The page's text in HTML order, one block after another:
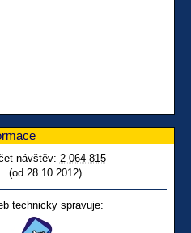
návštěv: 2 064 815
(od 28.10.2012)
technicky spravuje: